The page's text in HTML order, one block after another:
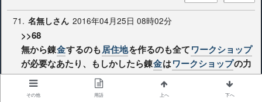
71. 名無しさん 2016年04月25日 08時02分
>>68
無から錬金するのも居住地を作るのも全てワークショップ
が必要なあたり、もしかしたら錬金はワークショップの力
なのかもしれない
その他
その他 用語 上へ 下へ